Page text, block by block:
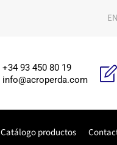
EN
+34 93 450 80 19
info@acroperda.com
Catálogo productos